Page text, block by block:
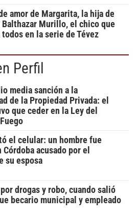
amor de Margarita, la hija de
Balthazar Murillo, el chico que
en la serie de Tévez
Perfil
media sanción a la
de la Propiedad Privada: el
que ceder en la Ley del
el celular: un hombre fue
acusado por el
su esposa
drogas y robo, cuando salió
becario municipal y empleado